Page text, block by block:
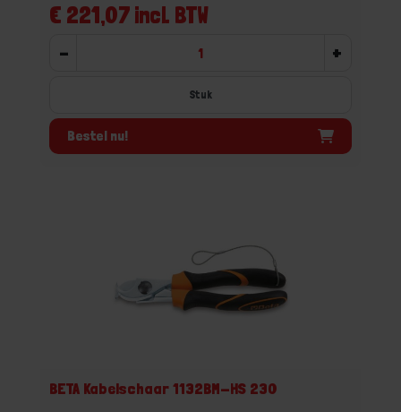
€ 221,07 incl. BTW
- +
Stuk
Bestel nu!
BETA Kabelschaar 1132BM-HS 230